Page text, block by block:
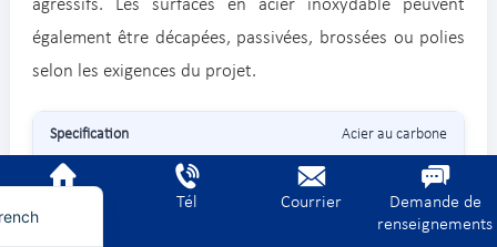
agressifs. Les surfaces en acier inoxydable peuvent
également être décapées, passivées, brossées ou polies
selon les exigences du projet.
Acier au carbone
Solide et économique
Escaliers et plates-formes industriels d'intérieur
Tél Courrier
Demande de
renseignements